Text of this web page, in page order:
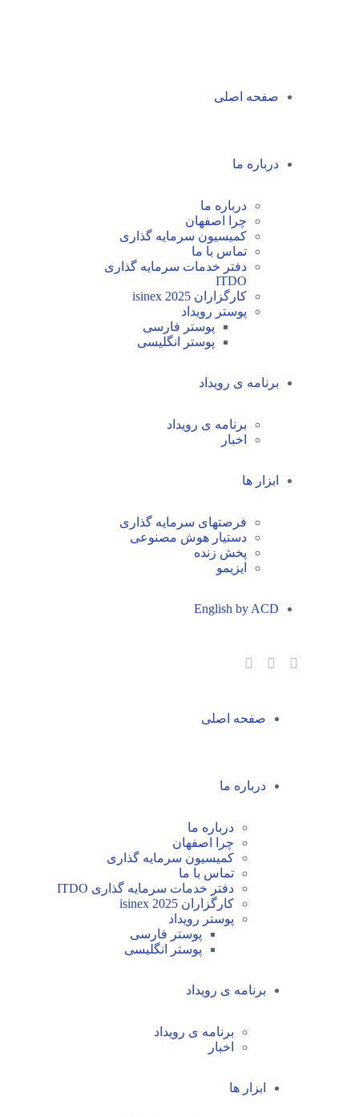
صفحه اصلی
درباره ما
درباره ما
چرا اصفهان
کمیسیون سرمایه گذاری
تماس با ما
دفتر خدمات سرمایه گذاری
ITDO
کارگزاران isinex 2025
پوستر رویداد
پوستر فارسی
پوستر انگلیسی
برنامه ی رویداد
برنامه ی رویداد
اخبار
ابزار ها
فرصتهای سرمایه گذاری
دستیار هوش مصنوعی
پخش زنده
ایزیمو
English by ACD
صفحه اصلی
درباره ما
درباره ما
چرا اصفهان
کمیسیون سرمایه گذاری
تماس با ما
دفتر خدمات سرمایه گذاری ITDO
کارگزاران isinex 2025
پوستر رویداد
پوستر فارسی
پوستر انگلیسی
برنامه ی رویداد
برنامه ی رویداد
اخبار
ابزار ها